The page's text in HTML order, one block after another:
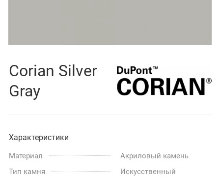
Corian Silver
Gray
Характеристики
Материал
Акриловый камень
Тип камня
Искусственный